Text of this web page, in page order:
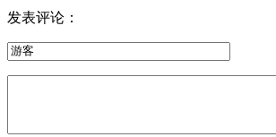
发表评论：